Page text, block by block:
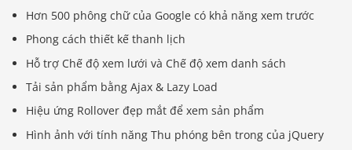
Hơn 500 phông chữ của Google có khả năng xem trước
Phong cách thiết kế thanh lịch
Hỗ trợ Chế độ xem lưới và Chế độ xem danh sách
Tải sản phẩm bằng Ajax & Lazy Load
Hiệu ứng Rollover đẹp mắt để xem sản phẩm
Hình ảnh với tính năng Thu phóng bên trong của jQuery